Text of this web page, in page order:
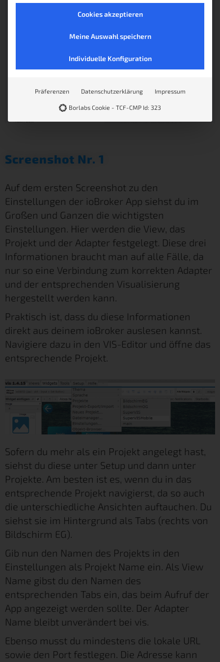
Screenshot Nr. 1
Auf dem ersten Screenshot zu den
Einstellungen der ioBroker App siehst du im
Großen und Ganzen die wichtigsten
Einstellungen. Hier werden die View, das
Projekt und der Adapter festgelegt. Diese drei
Informationen braucht man auf alle Fälle, da
nur so eine Verbindung zum korrekten Adapter
und der entsprechenden Visualisierung
hergestellt werden kann.
Praktisch ist, dass du diese Informationen
direkt aus deinem ioBroker auslesen kannst.
Navigiere dazu in den VIS-Editor und öffne das
entsprechende Projekt.
Sofern du mehr als ein Projekt angelegt hast,
siehst du diese unter Setup und dann unter
Projekte. Am besten ist es, wenn du in das
entsprechende Projekt navigierst, da so auch
die unterschiedliche Ansichten auftauchen. Du
siehst sie im Hintergrund als Tabs (rechts von
Bildschirm EG).
Gib nun den Namen des Projekts in den
Einstellungen als Projekt Name ein. Als View
Name gibst du den Namen des
entsprechenden Tabs ein, das beim Aufruf der
App angezeigt werden sollte. Der Adapter
Name bleibt unverändert bei vis.
Ebenso musst du mindestens die lokale URL
sowie den Port festlegen. Die Adresse kann
Cookies akzeptieren
Meine Auswahl speichern
Individuelle Konfiguration
Präferenzen Datenschutzerklärung Impressum
Borlabs Cookie - TCF-CMP Id: 323